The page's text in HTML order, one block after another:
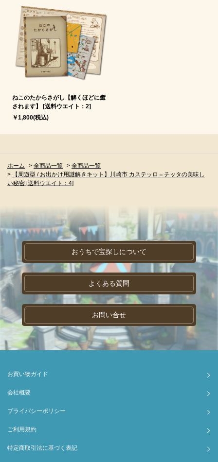
ねこのたからさがし【解くほどに癒
されます】 [送料ウエイト：2]
￥1,800(税込)
ホーム > 全商品一覧 > 全商品一覧
>
【周遊型 / お出かけ用謎解きキット】川崎市 カステッロ＝チッタの美味し
い秘密 [送料ウエイト：4]
おうちで宝探しについて
よくある質問
お問い合せ
お買い物ガイド
会社概要
プライバシーポリシー
ご利用規約
特定商取引法に基づく表記